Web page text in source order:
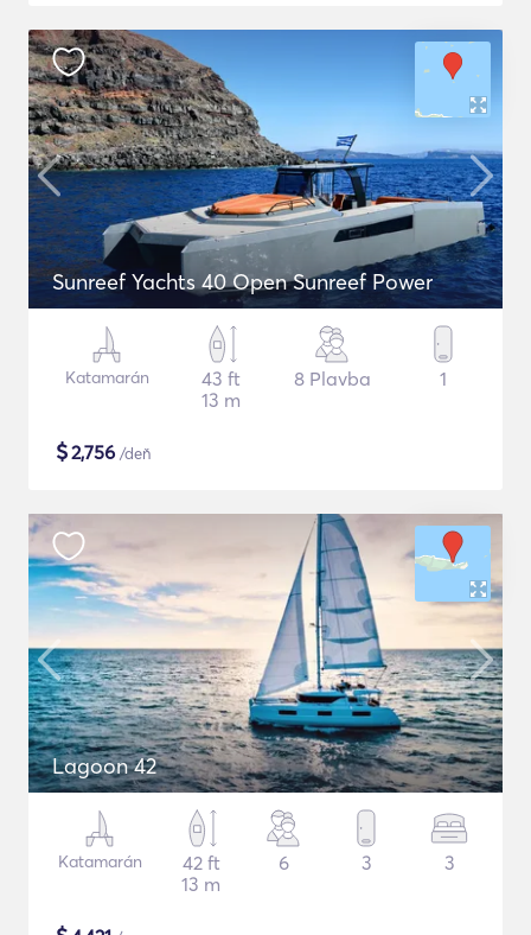
Sunreef Yachts 40 Open Sunreef Power
Katamarán
43 ft
13 m
8 Plavba 1
$2,756 /deň
Lagoon 42
Katamarán
42 ft
13 m
6 3 3